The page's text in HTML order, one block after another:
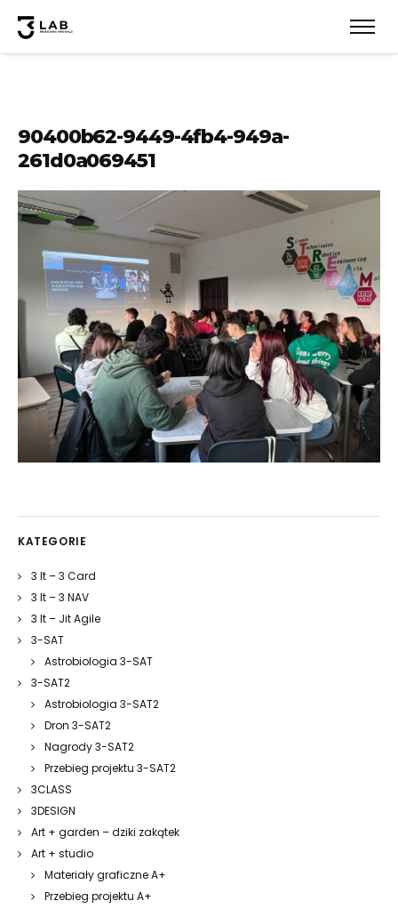
90400b62-9449-4fb4-949a-
261d0a069451
KATEGORIE
3 It – 3 Card
3 It – 3 NAV
3 It – Jit Agile
3-SAT
Astrobiologia 3-SAT
3-SAT2
Astrobiologia 3-SAT2
Dron 3-SAT2
Nagrody 3-SAT2
Przebieg projektu 3-SAT2
3CLASS
3DESIGN
Art + garden – dziki zakątek
Art + studio
Materiały graficzne A+
Przebieg projektu A+